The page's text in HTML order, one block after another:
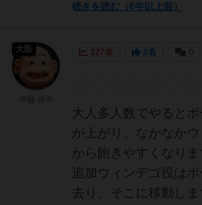
続きを読む（6年以上前）
227名 2名
大人多人数でやると
が上がり、なかなか
から飽きやすくなり
追加ウィンデゴ役は
去り、そこに移動し
大臣